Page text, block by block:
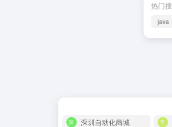
热门
java
深圳自动化商城